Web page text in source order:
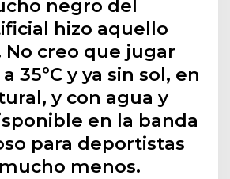
negro del
hizo aquello
creo que jugar
35ºC y ya sin sol, en
y con agua y
en la banda
para deportistas
menos.